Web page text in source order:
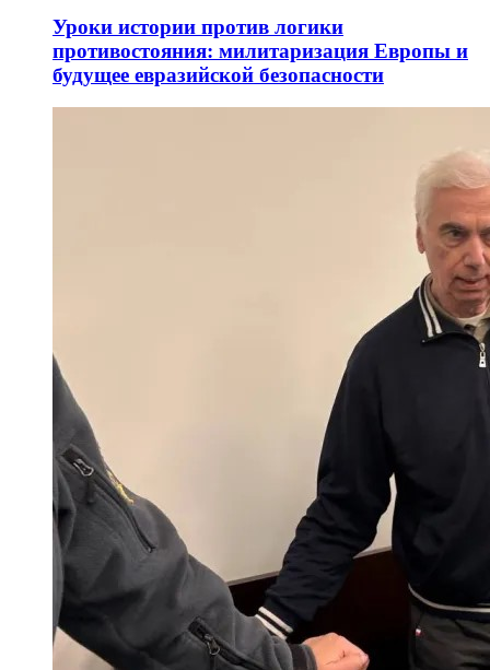
Уроки истории против логики
противостояния: милитаризация Европы и
будущее евразийской безопасности